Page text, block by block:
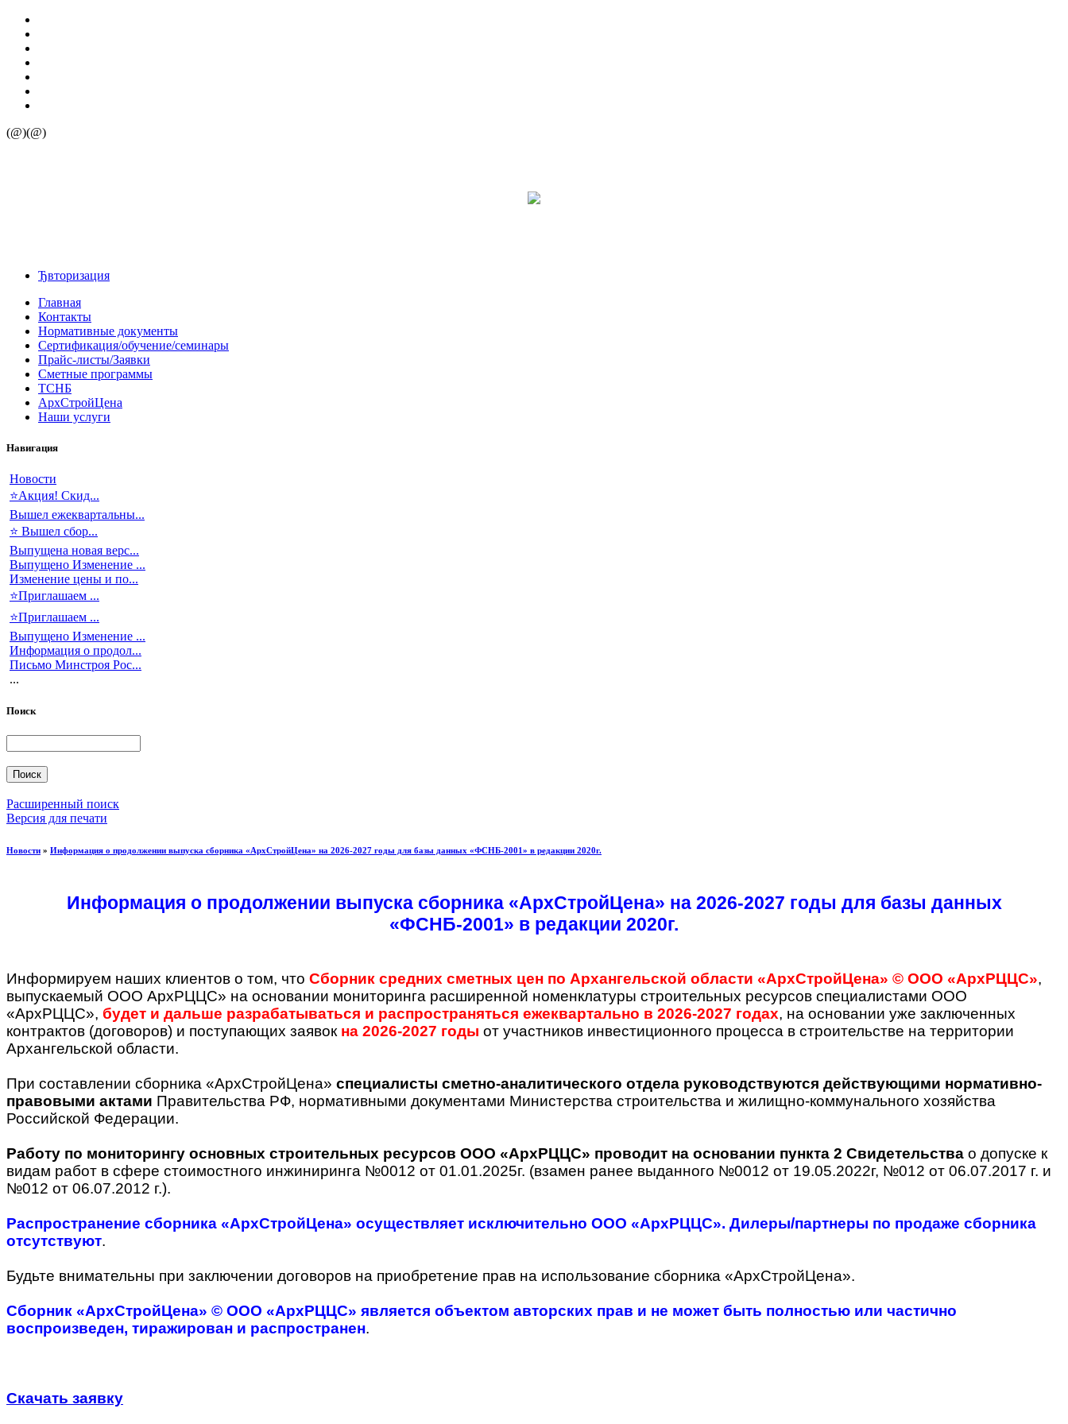
(@)(@)
Ђвторизация
Главная
Контакты
Нормативные документы
Сертификация/обучение/семинары
Прайс-листы/Заявки
Сметные программы
ТСНБ
АрхСтройЦена
Наши услуги
Навигация
Новости
⭐Акция! Скид...
Вышел ежеквартальны...
⭐ Вышел сбор...
Выпущена новая верс...
Выпущено Изменение ...
Изменение цены и по...
⭐Приглашаем ...
⭐Приглашаем ...
Выпущено Изменение ...
Информация о продол...
Письмо Минстроя Рос...
...
Поиск
Расширенный поиск
Версия для печати
Новости » Информация о продолжении выпуска сборника «АрхСтройЦена» на 2026-2027 годы для базы данных «ФСНБ-2001» в редакции 2020г.
Информация о продолжении выпуска сборника «АрхСтройЦена» на 2026-2027 годы для базы данных
«ФСНБ-2001» в редакции 2020г.
Информируем наших клиентов о том, что Сборник средних сметных цен по Архангельской области «АрхСтройЦена» © ООО «АрхРЦЦС»,
выпускаемый ООО АрхРЦЦС» на основании мониторинга расширенной номенклатуры строительных ресурсов специалистами ООО
«АрхРЦЦС», будет и дальше разрабатываться и распространяться ежеквартально в 2026-2027 годах, на основании уже заключенных
контрактов (договоров) и поступающих заявок на 2026-2027 годы от участников инвестиционного процесса в строительстве на территории
Архангельской области.
При составлении сборника «АрхСтройЦена» специалисты сметно-аналитического отдела руководствуются действующими нормативно-
правовыми актами Правительства РФ, нормативными документами Министерства строительства и жилищно-коммунального хозяйства
Российской Федерации.
Работу по мониторингу основных строительных ресурсов ООО «АрхРЦЦС» проводит на основании пункта 2 Свидетельства о допуске к
видам работ в сфере стоимостного инжиниринга №0012 от 01.01.2025г. (взамен ранее выданного №0012 от 19.05.2022г, №012 от 06.07.2017 г. и
№012 от 06.07.2012 г.).
Распространение сборника «АрхСтройЦена» осуществляет исключительно ООО «АрхРЦЦС». Дилеры/партнеры по продаже сборника
отсутствуют.
Будьте внимательны при заключении договоров на приобретение прав на использование сборника «АрхСтройЦена».
Сборник «АрхСтройЦена» © ООО «АрхРЦЦС» является объектом авторских прав и не может быть полностью или частично
воспроизведен, тиражирован и распространен.
Cкачать заявку